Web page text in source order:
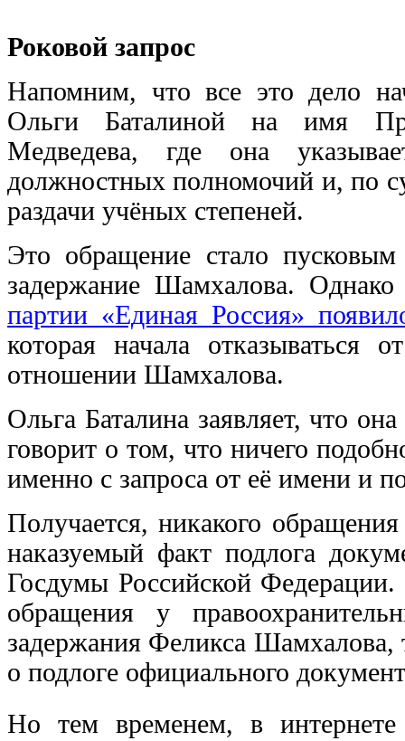
Роковой запрос
Напомним, что все это дело
Ольги Баталиной на имя
Медведева, где она
должностных полномочий и, по
раздачи учёных степеней.
Это обращение стало
задержание Шамхалова.
партии «Единая Россия»
которая начала отказываться
отношении Шамхалова.
Ольга Баталина заявляет, что
говорит о том, что ничего
именно с запроса от её имени и
Получается, никакого
наказуемый факт подлога
Госдумы Российской
обращения у
задержания Феликса Шамхалова,
о подлоге официального
Но тем временем, в